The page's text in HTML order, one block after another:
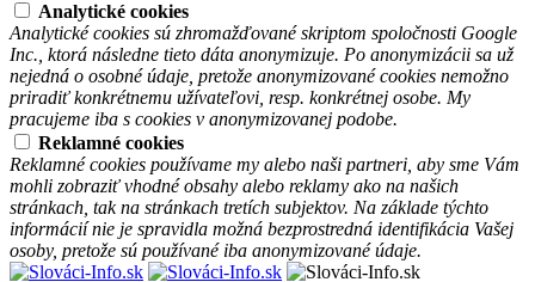
Analytické cookies
Analytické cookies sú zhromažďované skriptom spoločnosti Google
Inc., ktorá následne tieto dáta anonymizuje. Po anonymizácii sa už
nejedná o osobné údaje, pretože anonymizované cookies nemožno
priradiť konkrétnemu užívateľovi, resp. konkrétnej osobe. My
pracujeme iba s cookies v anonymizovanej podobe.
Reklamné cookies
Reklamné cookies používame my alebo naši partneri, aby sme Vám
mohli zobraziť vhodné obsahy alebo reklamy ako na našich
stránkach, tak na stránkach tretích subjektov. Na základe týchto
informácií nie je spravidla možná bezprostredná identifikácia Vašej
osoby, pretože sú používané iba anonymizované údaje.